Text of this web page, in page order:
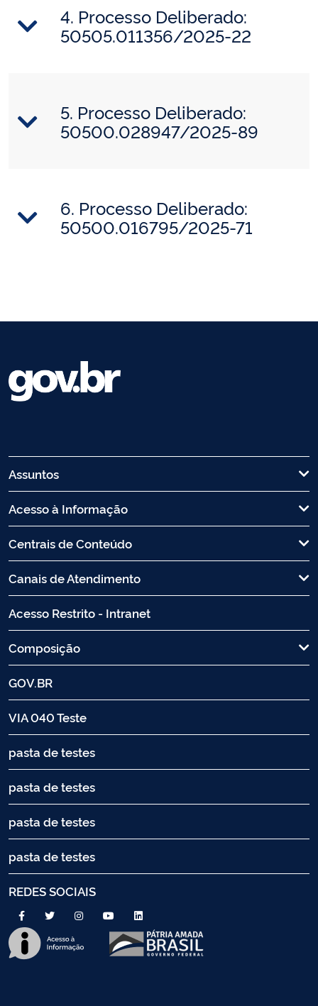
4. Processo Deliberado:
50505.011356/2025-22
5. Processo Deliberado:
50500.028947/2025-89
6. Processo Deliberado:
50500.016795/2025-71
Assuntos
Acesso à Informação
Centrais de Conteúdo
Canais de Atendimento
Acesso Restrito - Intranet
Composição
GOV.BR
VIA 040 Teste
pasta de testes
pasta de testes
pasta de testes
pasta de testes
REDES SOCIAIS